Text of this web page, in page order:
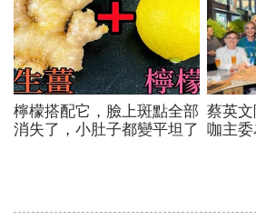
檸檬搭配它，臉上斑點全部
消失了，小肚子都變平坦了
蔡英
咖主
饒慶